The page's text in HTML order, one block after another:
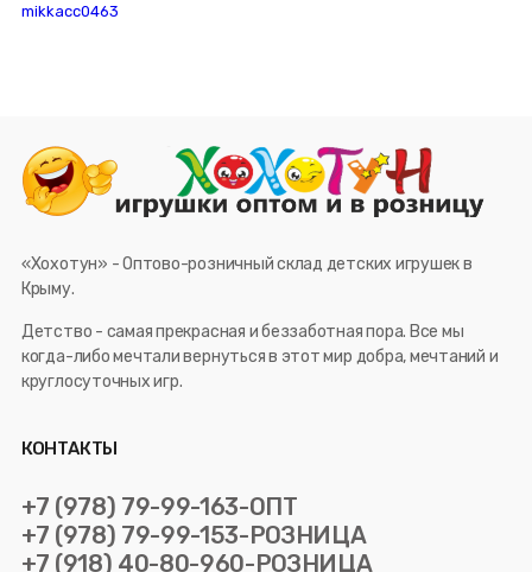
mikkacc0463
«Хохотун» - Оптово-розничный склад детских игрушек в
Крыму.
Детство - самая прекрасная и беззаботная пора. Все мы
когда-либо мечтали вернуться в этот мир добра, мечтаний и
круглосуточных игр.
КОНТАКТЫ
+7 (978) 79-99-163-ОПТ
+7 (978) 79-99-153-РОЗНИЦА
+7 (918) 40-80-960-РОЗНИЦА